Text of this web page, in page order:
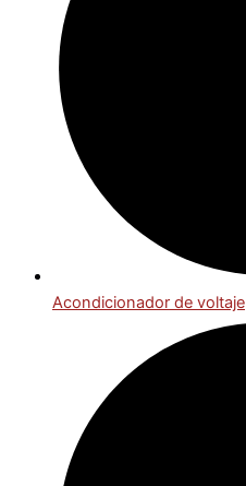
Acondicionador de voltaje